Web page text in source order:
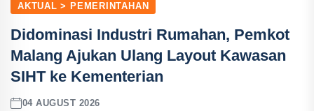
AKTUAL > PEMERINTAHAN
Didominasi Industri Rumahan, Pemkot
Malang Ajukan Ulang Layout Kawasan
SIHT ke Kementerian
04 AUGUST 2026